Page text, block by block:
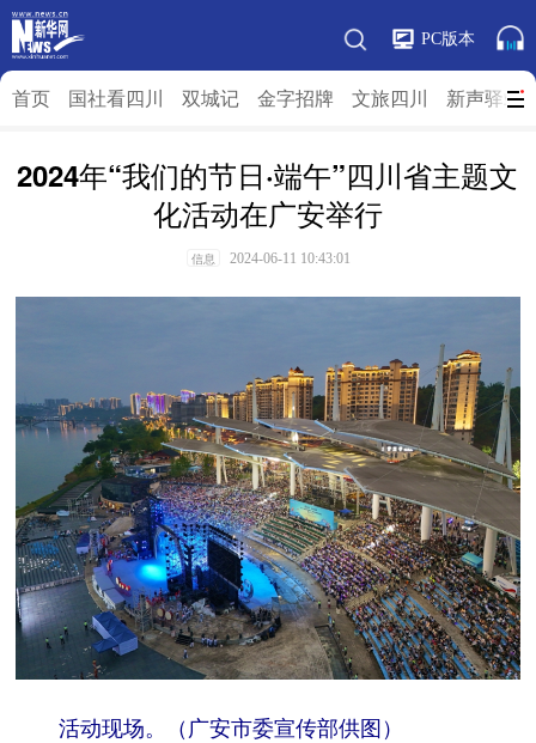
PC版本
首页 国社看四川 双城记 金字招牌 文旅四川 新声驿站
2024年“我们的节日·端午”四川省主题文
化活动在广安举行
信息 2024-06-11 10:43:01
活动现场。（广安市委宣传部供图）